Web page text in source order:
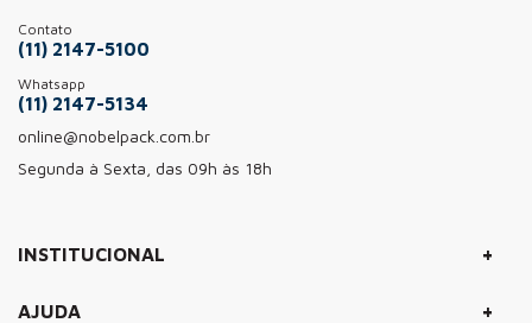
Contato
(11) 2147-5100
Whatsapp
(11) 2147-5134
online@nobelpack.com.br
Segunda à Sexta, das 09h às 18h
INSTITUCIONAL +
AJUDA +